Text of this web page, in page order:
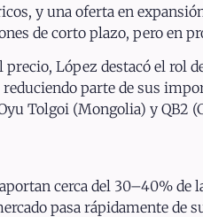
y una oferta en
de corto plazo, pero en
López destacó el rol
parte de sus
Tolgoi (Mongolia) y QB2
cerca del 30–40%
pasa rápidamente de